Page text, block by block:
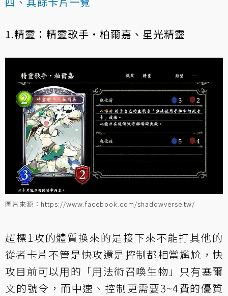
1.精靈：精靈歌手‧柏爾嘉、星光精靈
圖片來源：https://www.facebook.com/shadowverse.tw/
超標1攻的體質換來的是接下來不能打其他的
從者卡片不管是快攻還是控制都相當尷尬，快
攻目前可以用的「用法術召喚生物」只有塞爾
文的號令 ，而中速、控制更需要3~4費的優質